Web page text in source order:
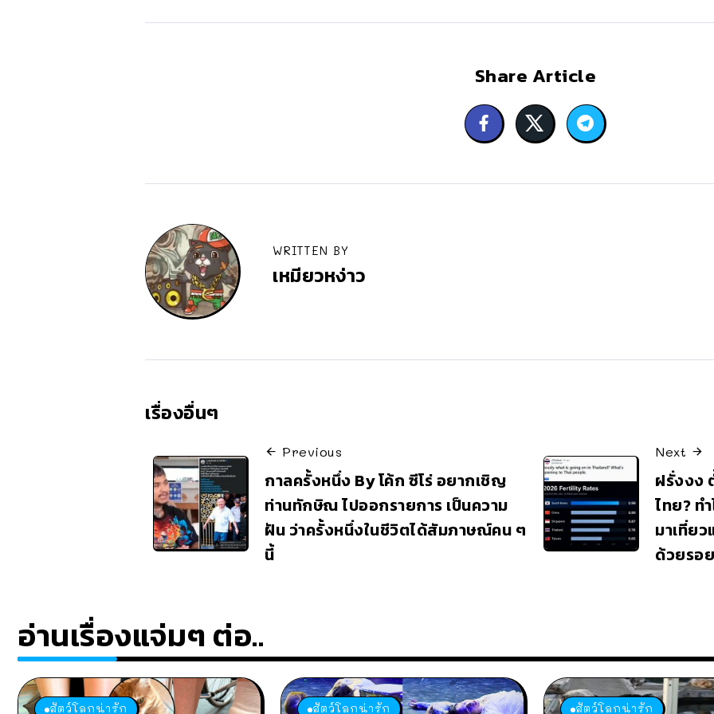
Share Article
WRITTEN BY
เหมียวหง่าว
เรื่องอื่นๆ
Previous
กาลครั้งหนึ่ง By โค้ก ซีโร่ อยากเชิญ
ท่านทักษิณ ไปออกรายการ เป็นความ
ฝัน ว่าครั้งหนึ่งในชีวิตได้สัมภาษณ์คน ๆ
นี้
Next
ฝรั่งงง
ไทย? ท
มาเที่ยว
ด้วยรอ
อ่านเรื่องแจ่มๆ ต่อ..
สัตว์โลกน่ารัก สัตว์โลกน่ารัก สัตว์โลกน่ารัก